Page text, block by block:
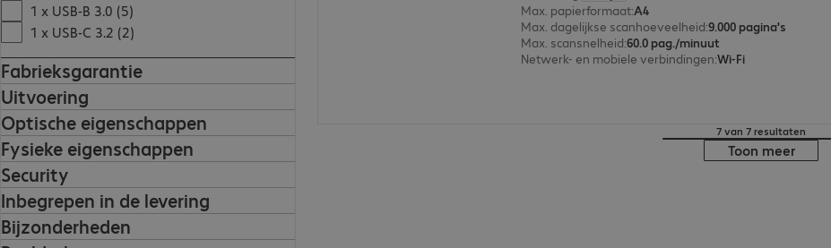
1 x USB-B 3.0 (5)
1 x USB-C 3.2 (2)
Fabrieksgarantie
Uitvoering
Optische eigenschappen
Fysieke eigenschappen
Security
Inbegrepen in de levering
Bijzonderheden
Max. papierformaat:A4
Max. dagelijkse scanhoeveelheid:9.000 pagina's
Max. scansnelheid:60.0 pag./minuut
Netwerk- en mobiele verbindingen:Wi-Fi
7 van 7 resultaten
Toon meer